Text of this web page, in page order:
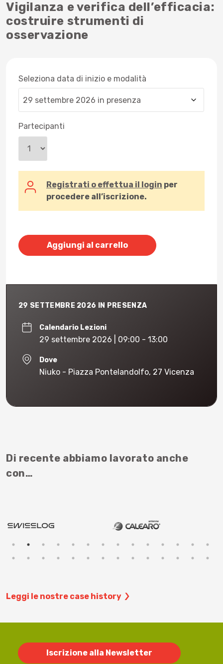
Vigilanza e verifica dell’efficacia:
costruire strumenti di
osservazione
Seleziona data di inizio e modalità
Partecipanti
Registrati o effettua il login per
procedere all’iscrizione.
Aggiungi al carrello
29 SETTEMBRE 2026 IN PRESENZA
Calendario Lezioni
29 settembre 2026 | 09:00 - 13:00
Dove
Niuko - Piazza Pontelandolfo, 27 Vicenza
Di recente abbiamo lavorato anche
con…
Leggi le nostre case history
Iscrizione alla Newsletter